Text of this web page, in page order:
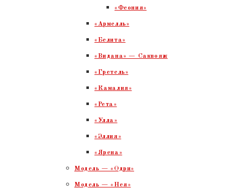
«Феония»
«Армелль»
«Белита»
«Видана» — Саквояж
«Гретель»
«Камалия»
«Рета»
«Улла»
«Эллия»
«Ярена»
Модель — «Одри»
Модель — «Нея»